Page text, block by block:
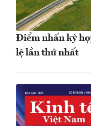
Điểm nhấn kỳ
lệ lần thứ nhất